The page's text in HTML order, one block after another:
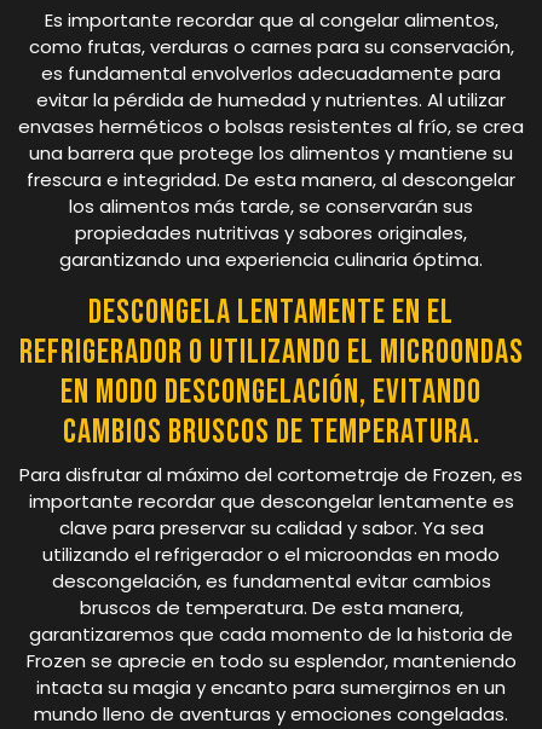
Es importante recordar que al congelar alimentos,
como frutas, verduras o carnes para su conservación,
es fundamental envolverlos adecuadamente para
evitar la pérdida de humedad y nutrientes. Al utilizar
envases herméticos o bolsas resistentes al frío, se crea
una barrera que protege los alimentos y mantiene su
frescura e integridad. De esta manera, al descongelar
los alimentos más tarde, se conservarán sus
propiedades nutritivas y sabores originales,
garantizando una experiencia culinaria óptima.
Descongela lentamente en el
refrigerador o utilizando el microondas
en modo descongelación, evitando
cambios bruscos de temperatura.
Para disfrutar al máximo del cortometraje de Frozen, es
importante recordar que descongelar lentamente es
clave para preservar su calidad y sabor. Ya sea
utilizando el refrigerador o el microondas en modo
descongelación, es fundamental evitar cambios
bruscos de temperatura. De esta manera,
garantizaremos que cada momento de la historia de
Frozen se aprecie en todo su esplendor, manteniendo
intacta su magia y encanto para sumergirnos en un
mundo lleno de aventuras y emociones congeladas.